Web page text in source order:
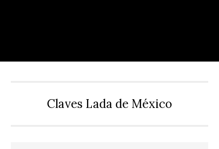
Claves Lada de México